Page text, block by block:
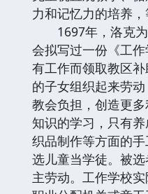
力和记忆力的培养，
1697年，洛克为
会拟写过一份《工
有工作而领取教区
的子女组织起来劳
教会负担，创造更
知识的学习，只有
织品制作等方面的
选儿童当学徒。被
主劳动。工作学校实